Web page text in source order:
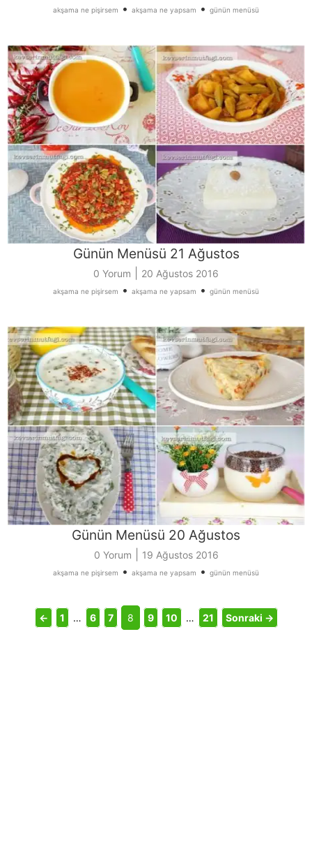
akşama ne pişirsem • akşama ne yapsam • günün menüsü
Günün Menüsü 21 Ağustos
0 Yorum 20 Ağustos 2016
akşama ne pişirsem • akşama ne yapsam • günün menüsü
Günün Menüsü 20 Ağustos
0 Yorum 19 Ağustos 2016
akşama ne pişirsem • akşama ne yapsam • günün menüsü
← 1 … 6 7 8 9 10 … 21 Sonraki →